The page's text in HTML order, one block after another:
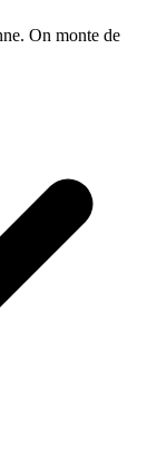
On monte de